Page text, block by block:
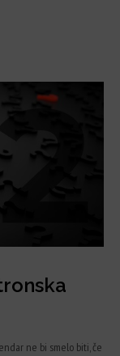
ne bi smelo biti, če